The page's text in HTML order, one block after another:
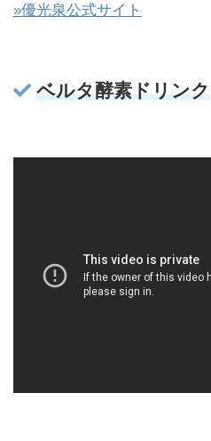
»優光泉公式サイト
ベルタ酵素ドリンク